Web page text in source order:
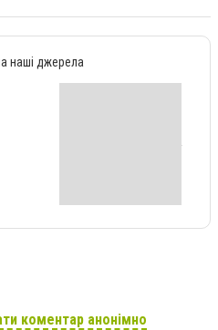
наші джерела
коментар анонімно